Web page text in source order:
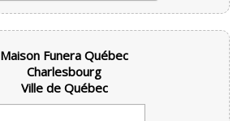
Maison Funera Québec
Charlesbourg
Ville de Québec